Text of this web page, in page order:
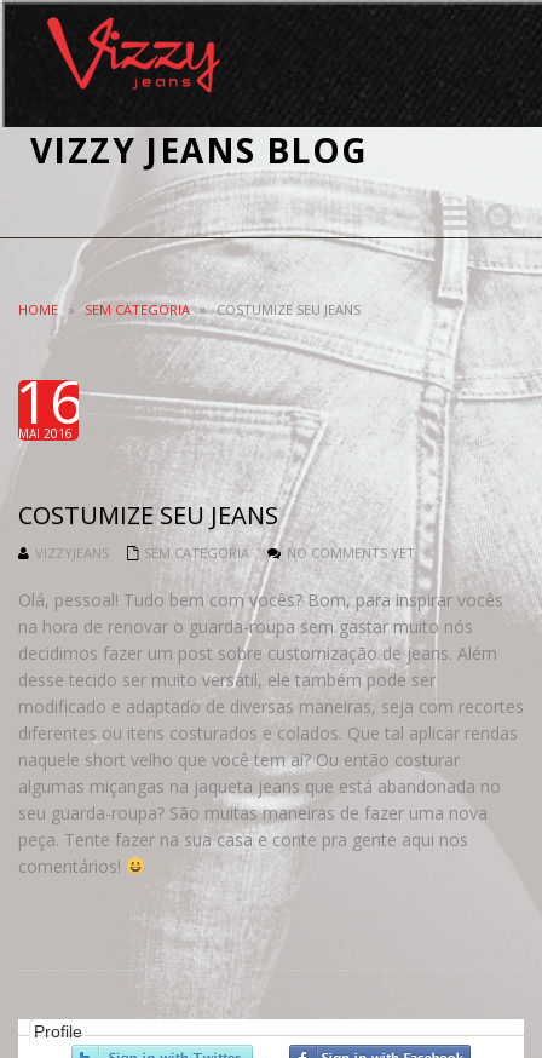
VIZZY JEANS BLOG
Toggle
search
Toggle
navigation
HOME » SEM CATEGORIA » COSTUMIZE SEU JEANS
16
MAI 2016
COSTUMIZE SEU JEANS
VIZZYJEANS SEM CATEGORIA NO COMMENTS YET
Olá, pessoal! Tudo bem com vocês? Bom, para inspirar vocês
na hora de renovar o guarda-roupa sem gastar muito nós
decidimos fazer um post sobre customização de jeans. Além
desse tecido ser muito versátil, ele também pode ser
modificado e adaptado de diversas maneiras, seja com recortes
diferentes ou itens costurados e colados. Que tal aplicar rendas
naquele short velho que você tem aí? Ou então costurar
algumas miçangas na jaqueta jeans que está abandonada no
seu guarda-roupa? São muitas maneiras de fazer uma nova
peça. Tente fazer na sua casa e conte pra gente aqui nos
comentários!
Profile